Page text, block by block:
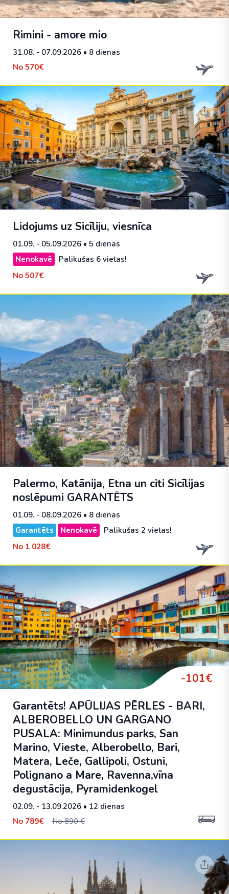
Rimini - amore mio
31.08. - 07.09.2026 • 8 dienas
No 570€
Lidojums uz Sicīliju, viesnīca
01.09. - 05.09.2026 • 5 dienas
Nenokavē
Palikušas 6 vietas!
No 507€
Palermo, Katānija, Etna un citi Sicīlijas
noslēpumi GARANTĒTS
01.09. - 08.09.2026 • 8 dienas
Garantēts
Nenokavē
Palikušas 2 vietas!
No 1 028€
-101€
Garantēts! APŪLIJAS PĒRLES - BARI,
ALBEROBELLO UN GARGANO
PUSALA: Minimundus parks, San
Marino, Vieste, Alberobello, Bari,
Matera, Leče, Gallipoli, Ostuni,
Polignano a Mare, Ravenna,vīna
degustācija, Pyramidenkogel
02.09. - 13.09.2026 • 12 dienas
No 789€ No 890 €